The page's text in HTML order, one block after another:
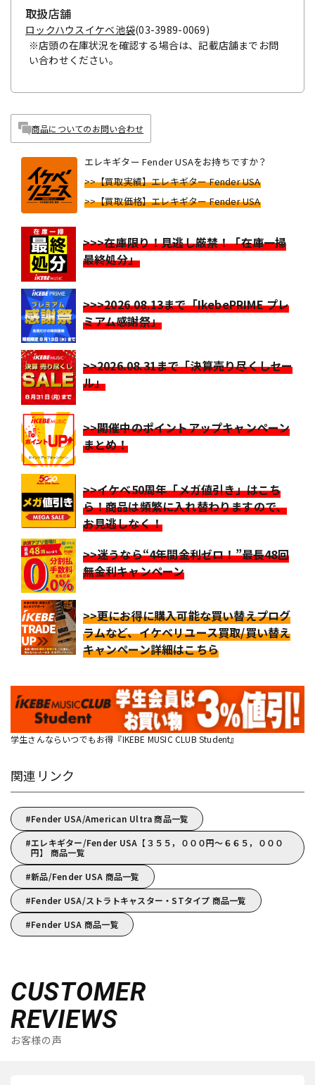
取扱店舗
ロックハウスイケベ池袋(03-3989-0069)
※店頭の在庫状況を確認する場合は、記載店舗までお問
い合わせください。
商品についてのお問い合わせ
エレキギター Fender USAをお持ちですか？
>>【買取実績】エレキギター Fender USA
>>【買取価格】エレキギター Fender USA
>>>在庫限り！見逃し厳禁！「在庫一掃
最終処分」
>>>2026.08.13まで「IkebePRIME プレ
ミアム感謝祭」
>>2026.08.31まで「決算売り尽くしセー
ル」
>>開催中のポイントアップキャンペーン
まとめ！
>>イケベ50周年「メガ値引き」はこち
ら！商品は頻繁に入れ替わりますので、
お見逃しなく！
>>迷うなら“4年間金利ゼロ！”最長48回
無金利キャンペーン
>>更にお得に購入可能な買い替えプログ
ラムなど、イケベリユース買取/買い替え
キャンペーン詳細はこちら
学生さんならいつでもお得『IKEBE MUSIC CLUB Student』
関連リンク
Fender USA/American Ultra 商品一覧
エレキギター/Fender USA【３５５，０００円～６６５，０００
円】 商品一覧
新品/Fender USA 商品一覧
Fender USA/ストラトキャスター・STタイプ 商品一覧
Fender USA 商品一覧
CUSTOMER
REVIEWS
お客様の声